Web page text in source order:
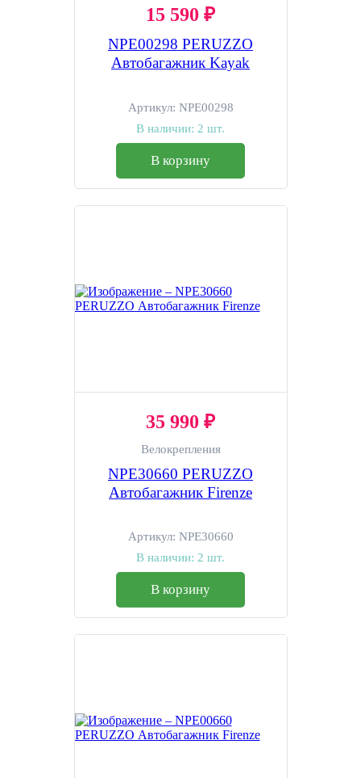
15 590 ₽
NPE00298 PERUZZO
Автобагажник Kayak
Артикул: NPE00298
В наличии: 2 шт.
В корзину
35 990 ₽
Велокрепления
NPE30660 PERUZZO
Автобагажник Firenze
Артикул: NPE30660
В наличии: 2 шт.
В корзину